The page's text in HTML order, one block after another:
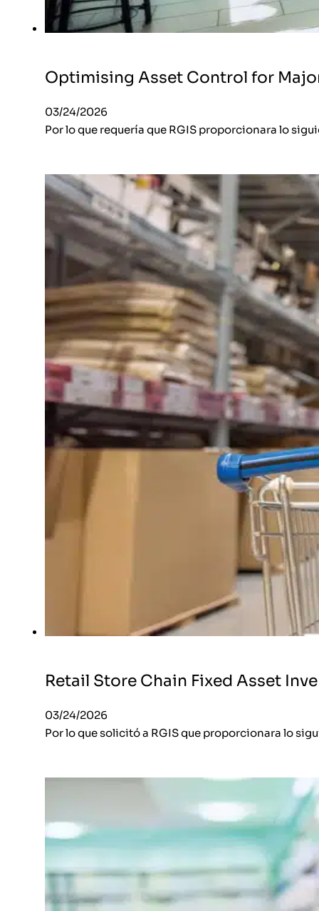
Optimising Asset Control for
03/24/2026
Por lo que requería que RGIS proporcionara lo
Retail Store Chain Fixed Asset
03/24/2026
Por lo que solicitó a RGIS que proporcionara lo